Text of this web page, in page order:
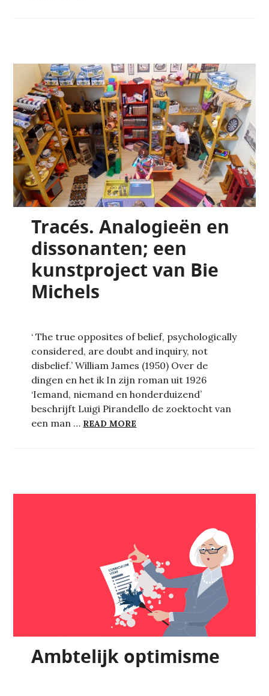
Tracés. Analogieën en
dissonanten; een
kunstproject van Bie
Michels
‘ The true opposites of belief, psychologically
considered, are doubt and inquiry, not
disbelief.’ William James (1950) Over de
dingen en het ik In zijn roman uit 1926
‘Iemand, niemand en honderduizend’
beschrijft Luigi Pirandello de zoektocht van
een man … READ MORE
Ambtelijk optimisme